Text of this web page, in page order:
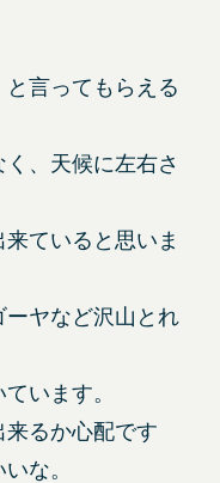
言ってもらえる
、天候に左右さ
ていると思いま
ヤなど沢山とれ
います。
るか心配です
な。